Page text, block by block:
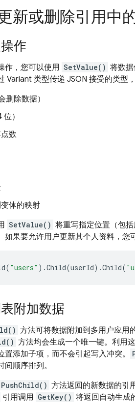
新或删除引用中
作
作，您可以使用 SetValue() 将数
Variant 类型传递 JSON 接受的类型
删除数据）
）
数
体的映射
SetValue() 将重写指定位置（包
如果要允许用户更新其个人资料，您
( "users" ).Child(userId).Child(
附加数据
方法可将数据附加到多用户应用
方法均会生成一个唯一键。利用
置添加子项，而不会引起写入冲突。
顺序排列。
PushChild() 方法返回的新数据的引
引用调用 GetKey() 将返回自动生成